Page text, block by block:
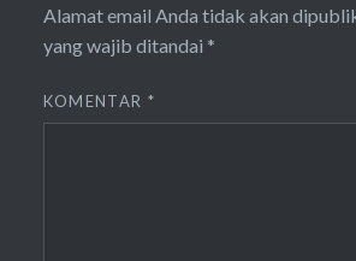
Alamat email Anda tidak akan
yang wajib ditandai *
KOMENTAR *